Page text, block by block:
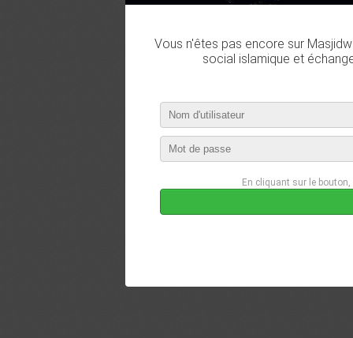
Vous n'êtes pas encore sur
social islamique et
En cliquant sur le